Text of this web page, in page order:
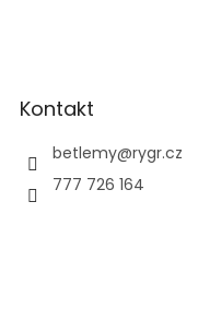
Kontakt
betlemy@rygr.cz
777 726 164